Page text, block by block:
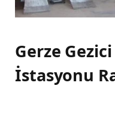
Gerze
İstasyonu